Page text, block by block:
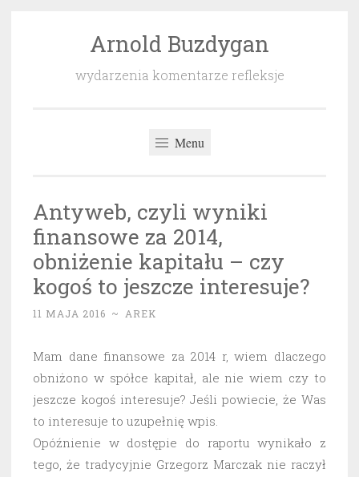
Arnold Buzdygan
wydarzenia komentarze refleksje
Menu
Antyweb, czyli wyniki
finansowe za 2014,
obniżenie kapitału – czy
kogoś to jeszcze interesuje?
11 MAJA 2016 ~ AREK
Mam dane finansowe za 2014 r, wiem dlaczego
obniżono w spółce kapitał, ale nie wiem czy to
jeszcze kogoś interesuje? Jeśli powiecie, że Was
to interesuje to uzupełnię wpis.
Opóźnienie w dostępie do raportu wynikało z
tego, że tradycyjnie Grzegorz Marczak nie raczył